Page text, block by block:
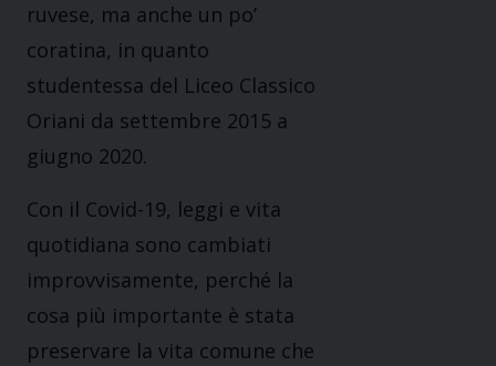
ruvese, ma anche un po’
coratina, in quanto
studentessa del Liceo Classico
Oriani da settembre 2015 a
giugno 2020.
Con il Covid-19, leggi e vita
quotidiana sono cambiati
improvvisamente, perché la
cosa più importante è stata
preservare la vita comune che